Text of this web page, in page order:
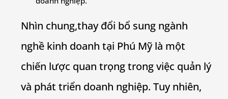
Nhìn chung,thay đổi bổ sung ngành
nghề kinh doanh tại Phú Mỹ là một
chiến lược quan trọng trong việc quản lý
và phát triển doanh nghiệp. Tuy nhiên,